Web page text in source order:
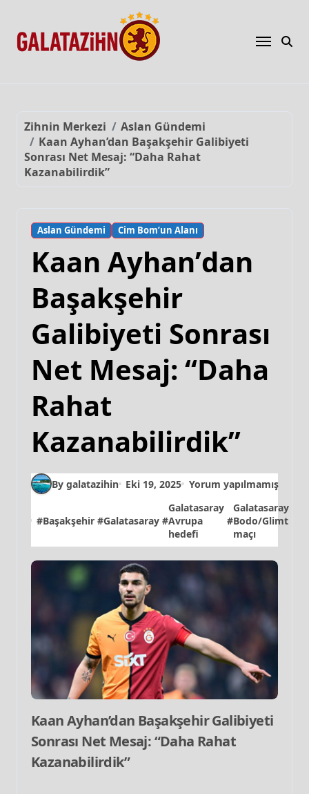
Zihnin Merkezi
Aslan Gündemi
Kaan Ayhan’dan Başakşehir Galibiyeti
Sonrası Net Mesaj: “Daha Rahat
Kazanabilirdik”
Aslan Gündemi Cim Bom’un Alanı
Kaan Ayhan’dan
Başakşehir
Galibiyeti Sonrası
Net Mesaj: “Daha
Rahat
Kazanabilirdik”
By galatazihin Eki 19, 2025 Yorum yapılmamış
#Başakşehir #Galatasaray #
Galatasaray
Avrupa
hedefi
#
Galatasaray
Bodo/Glimt
maçı
Kaan Ayhan’dan Başakşehir Galibiyeti
Sonrası Net Mesaj: “Daha Rahat
Kazanabilirdik”